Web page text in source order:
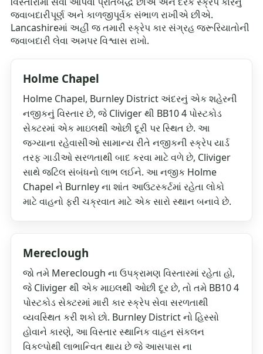
જવાબદારીપૂર્ણ અને કાળજીપૂર્વક સંભાળ રાખીએ છીએ.
Lancashireમાં અહીં જ તમારી સ્ક્રેપ કાર સંગ્રહ જરૂરિયાતોની
જવાબદારી લેવા અમપર વિશ્વાસ રાખો.
Holme Chapel
Holme Chapel, Burnley District અંદરનું એક શહેરની
નજીકનું વિસ્તાર છે, જે Cliviger થી BB10 4 પોસ્ટકોડ
સેક્ટરમાં એક માઇલથી ઓછી દૂરી પર સ્થિત છે. આ
જગ્યાના રહેવાસીઓ સામાન્ય રીતે નજીકની સ્ક્રેપ યાર્ડ
તરફ ગાડીઓ સરળતાથી બાદ કરવા માટે વળે છે, Cliviger
સાથે જટિલ સંબંધનો લાભ લઈને. આ નજીક Holme
Chapel ને Burnley ના શાંત આઉટસ્કર્ટમાં રહેતા લોકો
માટે વાહનો ફરી ચક્રવાત માટે એક સારો સ્થાન બનાવે છે.
Mereclough
જો તમે Mereclough ના ઉપક્રામણ વિસ્તારમાં રહેતા હો,
જે Cliviger થી એક માઇલથી ઓછી દૂર છે, તો તમે BB10 4
પોસ્ટકોડ સેક્ટરમાં મારી કાર સ્ક્રેપ સેવા સરળતાથી
વ્યવસ્થિત કરી શકો છો. Burnley District નો હિસ્સો
હોવાને કારણે, આ વિસ્તાર સ્થાનિક વાહન સંકલન
વિકલ્પોથી લાભાન્વિત થાય છે જે આસપાસ ના